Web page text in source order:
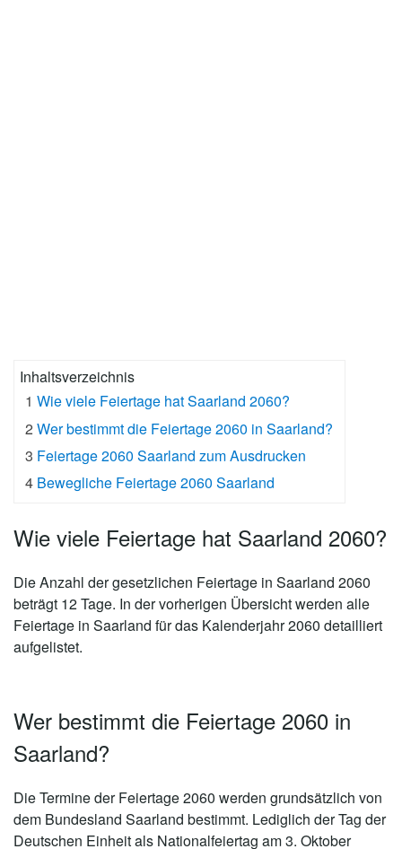
Inhaltsverzeichnis
1 Wie viele Feiertage hat Saarland 2060?
2 Wer bestimmt die Feiertage 2060 in Saarland?
3 Feiertage 2060 Saarland zum Ausdrucken
4 Bewegliche Feiertage 2060 Saarland
Wie viele Feiertage hat Saarland 2060?
Die Anzahl der gesetzlichen Feiertage in Saarland 2060
beträgt 12 Tage. In der vorherigen Übersicht werden alle
Feiertage in Saarland für das Kalenderjahr 2060 detailliert
aufgelistet.
Wer bestimmt die Feiertage 2060 in
Saarland?
Die Termine der Feiertage 2060 werden grundsätzlich von
dem Bundesland Saarland bestimmt. Lediglich der Tag der
Deutschen Einheit als Nationalfeiertag am 3. Oktober